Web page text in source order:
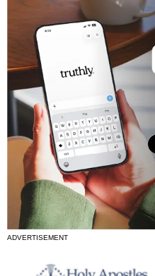
ADVERTISEMENT